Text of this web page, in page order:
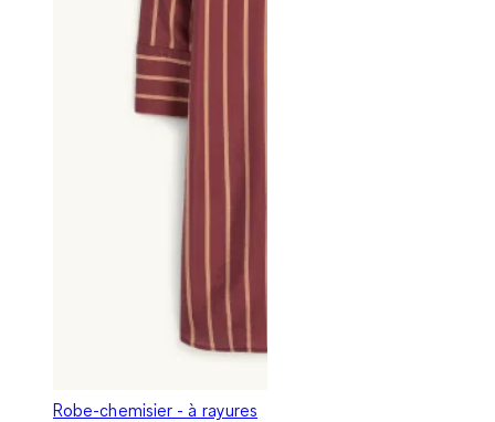
Robe-chemisier - à rayures